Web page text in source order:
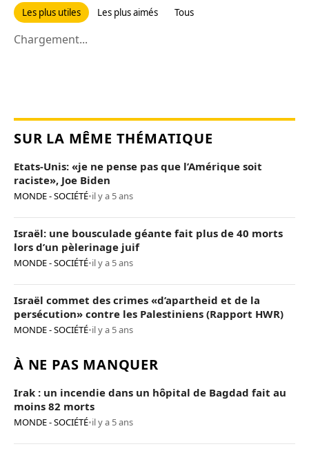
Les plus utiles Les plus aimés Tous
Chargement...
SUR LA MÊME THÉMATIQUE
Etats-Unis: «je ne pense pas que l’Amérique soit
raciste», Joe Biden
MONDE - SOCIÉTÉ•il y a 5 ans
Israël: une bousculade géante fait plus de 40 morts
lors d’un pèlerinage juif
MONDE - SOCIÉTÉ•il y a 5 ans
Israël commet des crimes «d’apartheid et de la
persécution» contre les Palestiniens (Rapport HWR)
MONDE - SOCIÉTÉ•il y a 5 ans
À NE PAS MANQUER
Irak : un incendie dans un hôpital de Bagdad fait au
moins 82 morts
MONDE - SOCIÉTÉ•il y a 5 ans